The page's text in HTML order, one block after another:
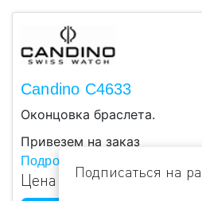
Подписаться на
Candino C4633
Оконцовка браслета.
Привезем на заказ
Подробнее...
Цена: